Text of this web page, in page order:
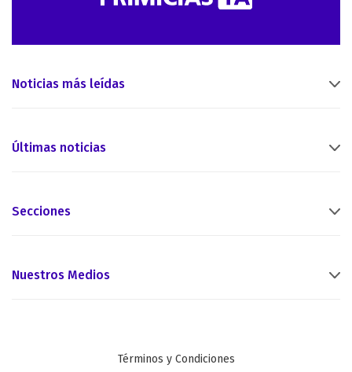
Noticias más leídas
Últimas noticias
Secciones
Nuestros Medios
Términos y Condiciones